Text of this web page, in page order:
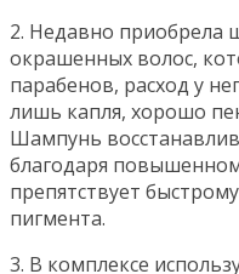
2. Недавно приобрела
окрашенных волос,
парабенов, расход у
лишь капля, хорошо
Шампунь
благодаря
препятствует
пигмента.
3. В комплексе